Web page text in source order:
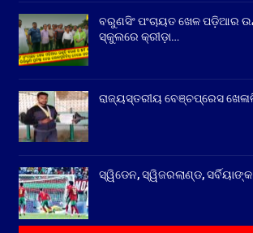
ବରୁଣସିଂ ପଂଚାୟତ ଖେଳ ପଡ଼ିଆର
ସ୍କୁଲରେ କ୍ରୀଡ଼ା…
ରାଜ୍ୟସ୍ତରୀୟ ବେଞ୍ଚପ୍ରେସ
ସ୍ୱିଡେନ, ସ୍ୱିଜରଲାଣ୍ଡ,